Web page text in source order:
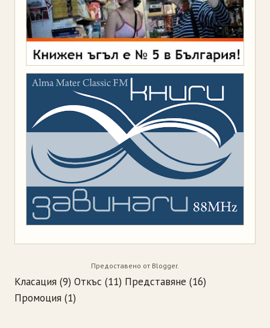
Предоставено от Blogger.
Класация (9) Откъс (11) Представяне (16)
Промоция (1)